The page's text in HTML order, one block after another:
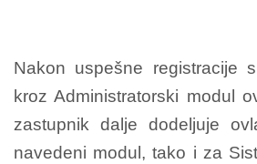
Nakon uspešne registracije
kroz Administratorski modul
zastupnik dalje dodeljuje
navedeni modul, tako i za